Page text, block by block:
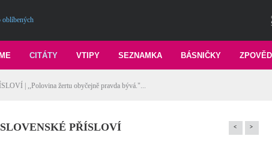
oblíbených
BÁSNIČKY
SEZNAMKA
VTIPY
CITÁTY
| ,,Polovina žertu obyčejně pravda bývá."...
SLOVENSKÉ PŘÍSLOVÍ < >